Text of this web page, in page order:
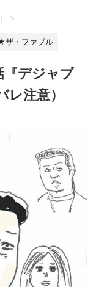
>
・ファブル
『デジャブ
注意）